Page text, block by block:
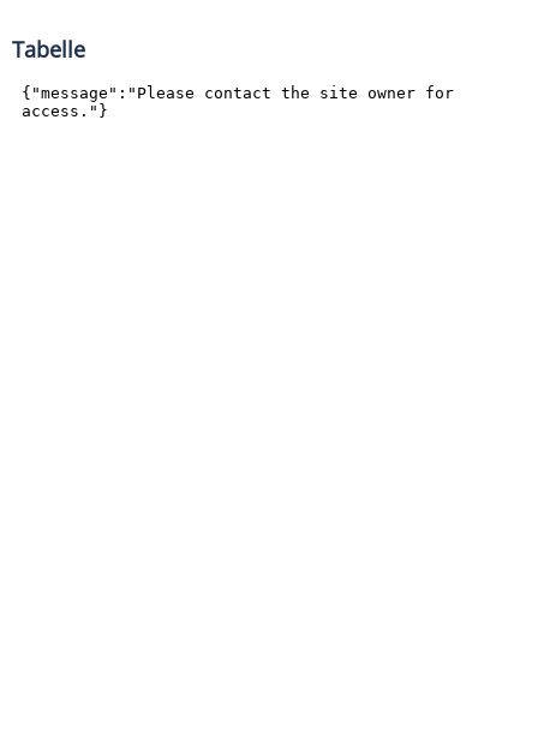
Tabelle